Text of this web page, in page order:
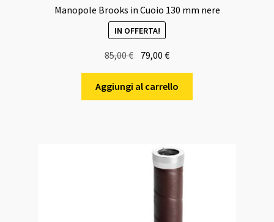
Manopole Brooks in Cuoio 130 mm nere
IN OFFERTA!
85,00€
prezzo
originale
era:
79,00€Il
prezzo
attuale
è:
Aggiungi al carrello